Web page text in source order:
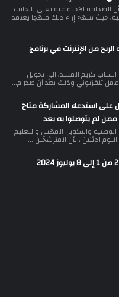
الاجتماعية تعنى بالجانب
حيث تنتهج إزاء ذلك منهجا يعتمد
من الإنترنت في برنامج
كريم المشد، الي تحويل
عمل تلفزيوني وذلك بعد أن صدر م...
على استدعاء المشاركة متاح
ممن لم يتوصلوا به بعد
الوطنية والتكوين المهني والتعليم
الاثنين ، بأن المترشحين ...